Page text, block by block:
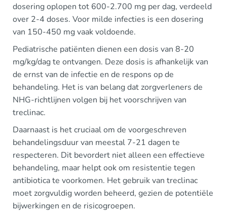
dosering oplopen tot 600-2.700 mg per dag, verdeeld
over 2-4 doses. Voor milde infecties is een dosering
van 150-450 mg vaak voldoende.
Pediatrische patiënten dienen een dosis van 8-20
mg/kg/dag te ontvangen. Deze dosis is afhankelijk van
de ernst van de infectie en de respons op de
behandeling. Het is van belang dat zorgverleners de
NHG-richtlijnen volgen bij het voorschrijven van
treclinac.
Daarnaast is het cruciaal om de voorgeschreven
behandelingsduur van meestal 7-21 dagen te
respecteren. Dit bevordert niet alleen een effectieve
behandeling, maar helpt ook om resistentie tegen
antibiotica te voorkomen. Het gebruik van treclinac
moet zorgvuldig worden beheerd, gezien de potentiële
bijwerkingen en de risicogroepen.